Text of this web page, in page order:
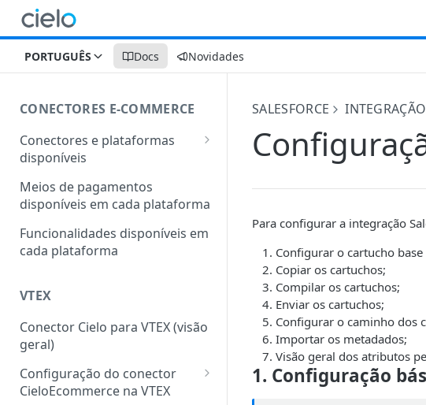
PORTUGUÊS Docs Novidades
CONECTORES E-COMMERCE
Conectores e plataformas
disponíveis
Outras plataformas também
conectadas com a Cielo
Meios de pagamentos
disponíveis em cada plataforma
Funcionalidades disponíveis em
cada plataforma
VTEX
Conector Cielo para VTEX (visão
geral)
Configuração do conector
CieloEcommerce na VTEX
SALESFORCE
Para configurar a integração
Configurar o cartucho
Copiar os cartuchos;
Compilar os cartuchos;
Enviar os cartuchos;
Configurar o caminho dos
Importar os metadados;
Visão geral dos atributos
1. Configuração